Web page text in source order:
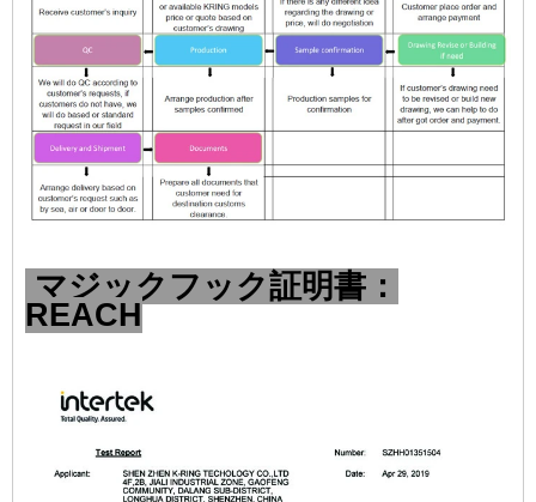
マジックフック証明書：
REACH